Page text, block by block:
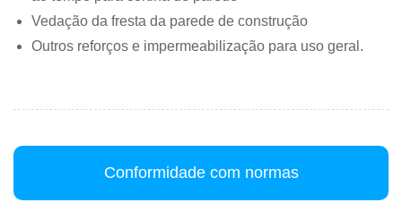
Vedação da fresta da parede de construção
Outros reforços e impermeabilização para uso geral.
Conformidade com normas